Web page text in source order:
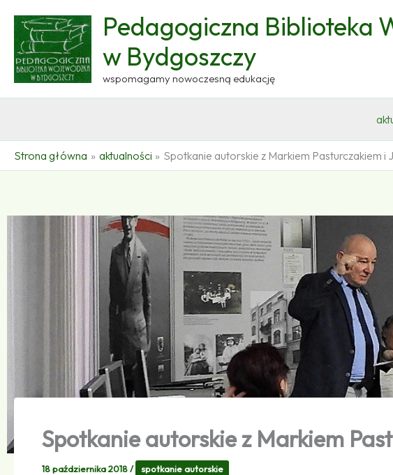
treści
Pedagogiczna Biblioteka
w Bydgoszczy
wspomagamy nowoczesną edukację
Strona główna aktualności Spotkanie autorskie z Markiem Pasturczakiem i
Spotkanie autorskie z Markiem
18 października 2018/ spotkanie autorskie